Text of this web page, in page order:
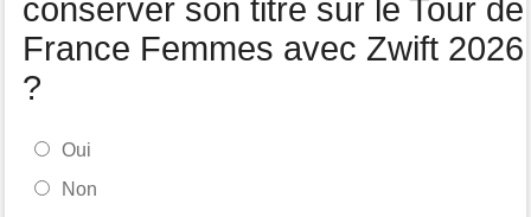
conserver son titre sur le Tour de
France Femmes avec Zwift 2026
?
Oui
Non